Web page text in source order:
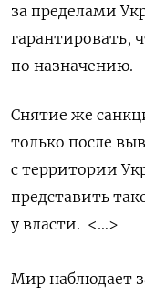
за пределами
гарантировать,
по назначению.
Снятие же
только после
с территории
представить
у власти. <…>
Мир наблюдает